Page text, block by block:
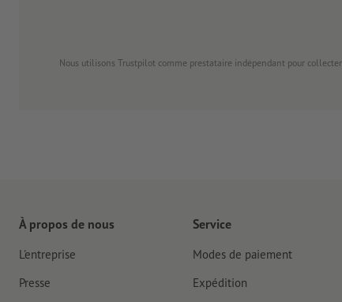
Nous utilisons Trustpilot comme prestataire indépendant pour
À propos de nous
L'entreprise
Presse
Service
Modes de paiement
Expédition